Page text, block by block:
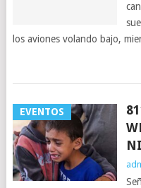
los aviones volando bajo,
EVENTOS